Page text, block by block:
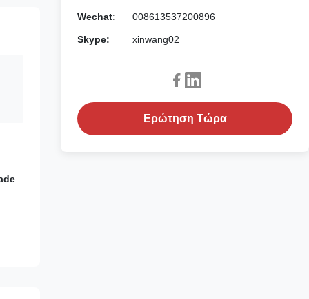
Wechat: 008613537200896
Skype: xinwang02
Ερώτηση Τώρα